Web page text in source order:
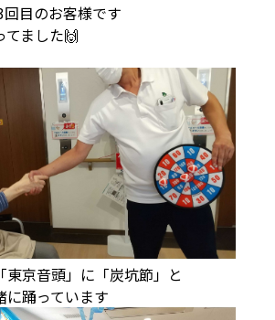
回目のお客様です
てました🙌
東京音頭」に「炭坑節」と
に踊っています